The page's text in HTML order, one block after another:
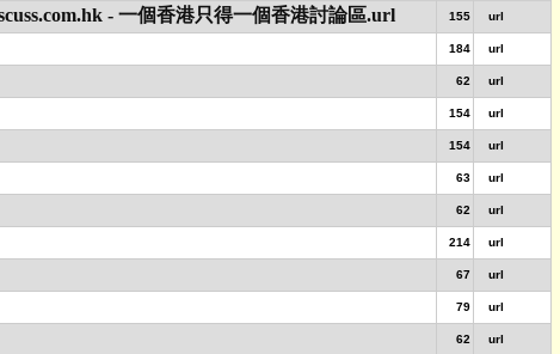
- 一個香港只得一個香港討論區.url 155 url
184 url
62 url
154 url
154 url
63 url
62 url
214 url
67 url
79 url
62 url